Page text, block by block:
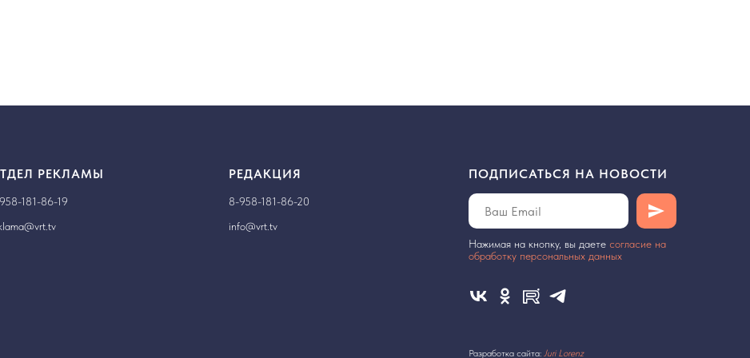
РЕКЛАМЫ
181-86-19
РЕДАКЦИЯ
8-958-181-86-20
info@vrt.tv
ПОДПИСАТЬСЯ НА НОВОСТИ
Нажимая на кнопку, вы даете cогласие на
обработку персональных данных
Разработка сайта: Juri Lorenz